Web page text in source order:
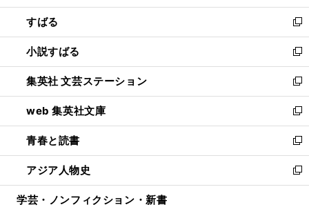
開
く
ウ
で
開
く
ン
ド
ウ
で
開
く
すばる
新
し
い
ウ
ィ
ン
ド
ウ
で
開
く
小説すばる
新
し
い
ウ
ィ
ン
ド
ウ
で
開
集英社 文芸ステーション
新
し
い
ウ
ィ
ン
ド
ウ
web 集英社文庫
新
し
い
ウ
ィ
ン
青春と読書
新
し
い
ウ
アジア人物史
新
し
学芸・ノンフィクション・新書